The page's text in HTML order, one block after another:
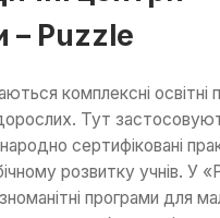
– Puzzle
комплексні освітні
дорослих. Тут
сертифіковані
розвитку учнів. У
програми для